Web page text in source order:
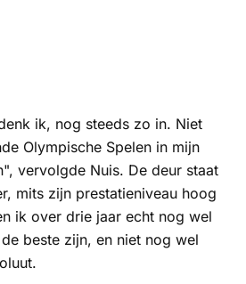
ik, nog steeds zo in. Niet
Olympische Spelen in mijn
vervolgde Nuis. De deur staat
mits zijn prestatieniveau hoog
ik over drie jaar echt nog wel
beste zijn, en niet nog wel